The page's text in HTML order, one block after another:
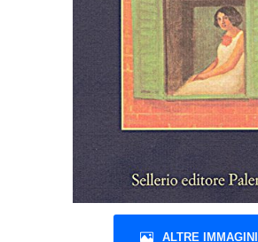
ALTRE IMMAGINI